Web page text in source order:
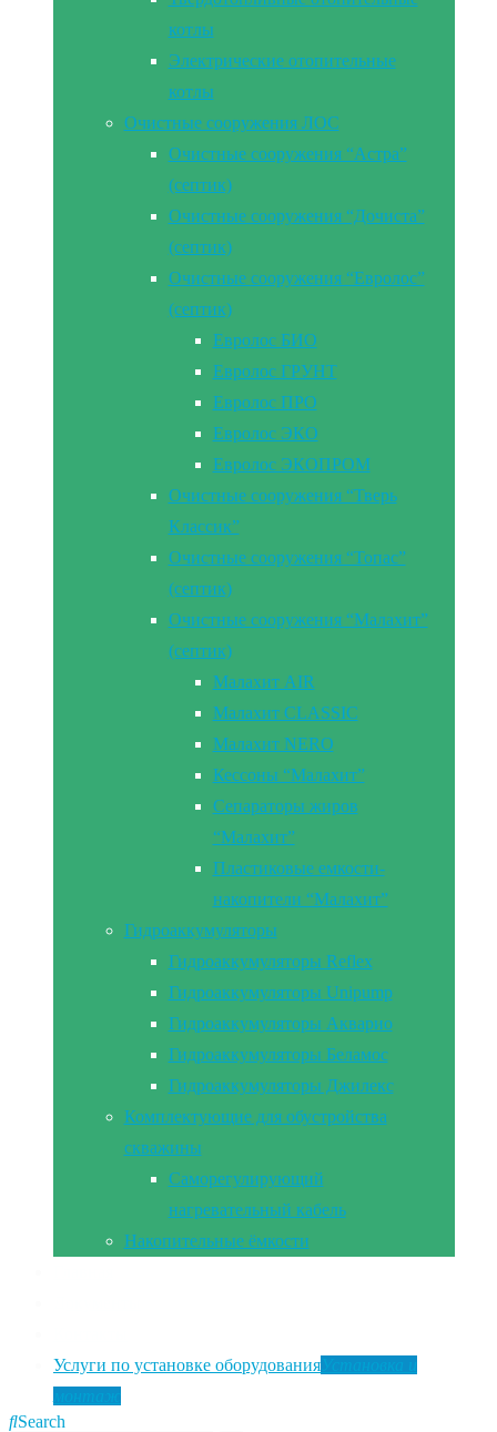
котлы
Электрические отопительные
котлы
Очистные сооружения ЛОС
Очистные сооружения “Астра”
(септик)
Очистные сооружения “Дочиста”
(септик)
Очистные сооружения “Евролос”
(септик)
Евролос БИО
Евролос ГРУНТ
Евролос ПРО
Евролос ЭКО
Евролос ЭКОПРОМ
Очистные сооружения “Тверь
Классик”
Очистные сооружения “Топас”
(септик)
Очистные сооружения “Малахит”
(септик)
Малахит AIR
Малахит CLASSIC
Малахит NERO
Кессоны “Малахит”
Сепараторы жиров
“Малахит”
Пластиковые емкости-
накопители “Малахит”
Гидроаккумуляторы
Гидроаккумуляторы Reflex
Гидроаккумуляторы Unipump
Гидроаккумуляторы Акварио
Гидроаккумуляторы Беламос
Гидроаккумуляторы Джилекс
Комплектующие для обустройства
скважины
Саморегулирующий
нагревательный кабель
Накопительные ёмкости
Услуги по установке оборудования
Search